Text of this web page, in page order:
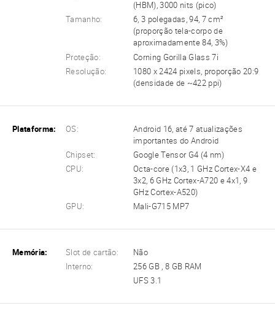
(HBM), 3000 nits (pico)
Tamanho:
6, 3 polegadas, 94, 7 cm²
(proporção tela-corpo de
aproximadamente 84, 3%)
Proteção:
Corning Gorilla Glass 7i
Resolução:
1080 x 2424 pixels, proporção 20:9
(densidade de ~422 ppi)
Plataforma: OS:
Android 16, até 7 atualizações
importantes do Android
Chipset:
Google Tensor G4 (4 nm)
CPU:
Octa-core (1x3, 1 GHz Cortex-X4 e
3x2, 6 GHz Cortex-A720 e 4x1, 9
GHz Cortex-A520)
GPU:
Mali-G715 MP7
Memória: Slot de cartão:
Não
Interno:
256 GB , 8 GB RAM
UFS 3.1